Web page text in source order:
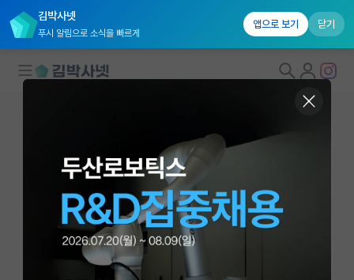
김박사넷
푸시 알림으로 소식을 빠르게
앱으로 보기 닫기
국내대학원 정보
연구실&오픈랩
연구실&오픈랩 홈
오픈랩 전체보기